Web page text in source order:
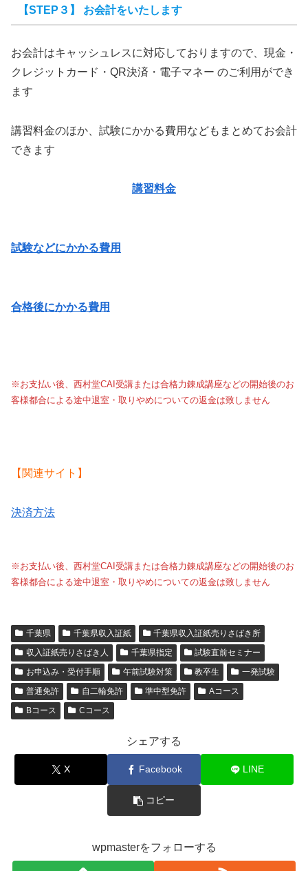
【STEP３】 お会計をいたします
お会計はキャッシュレスに対応しておりますので、現金・
クレジットカード・QR決済・電子マネー のご利用ができ
ます
講習料金のほか、試験にかかる費用などもまとめてお会計
できます
講習料金
試験などにかかる費用
合格後にかかる費用
※お支払い後、西村堂CAI受講または合格力錬成講座などの開始後のお
客様都合による途中退室・取りやめについての返金は致しません
【関連サイト】
決済方法
※お支払い後、西村堂CAI受講または合格力錬成講座などの開始後のお
客様都合による途中退室・取りやめについての返金は致しません
千葉県 千葉県収入証紙
千葉県収入証紙売りさばき所
収入証紙売りさばき人
千葉県指定
試験直前セミナー
お申込み・受付手順
午前試験対策 教卒生
一発試験
普通免許
自二輪免許 準中型免許
Aコース
Bコース
Cコース
シェアする
X Facebook LINE
コピー
wpmasterをフォローする